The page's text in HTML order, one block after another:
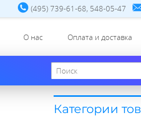
(495) 739-61-68, 548-05-47
О нас Оплата и доставка
Поиск по сайту
Категории